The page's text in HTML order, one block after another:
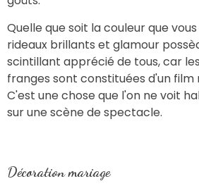
Quelle que soit la couleur que
rideaux brillants et glamour
scintillant apprécié de tous, car
franges sont constituées d'un
C'est une chose que l'on ne voit
sur une scène de spectacle.
Décoration mariage